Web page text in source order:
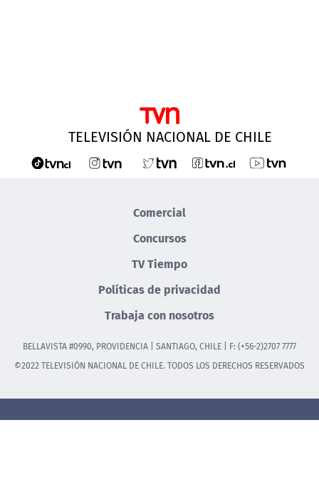
TELEVISIÓN NACIONAL DE CHILE
Comercial
Concursos
TV Tiempo
Políticas de privacidad
Trabaja con nosotros
BELLAVISTA #0990, PROVIDENCIA | SANTIAGO, CHILE | F: (+56-2)2707 7777
©2022 TELEVISIÓN NACIONAL DE CHILE. TODOS LOS DERECHOS RESERVADOS